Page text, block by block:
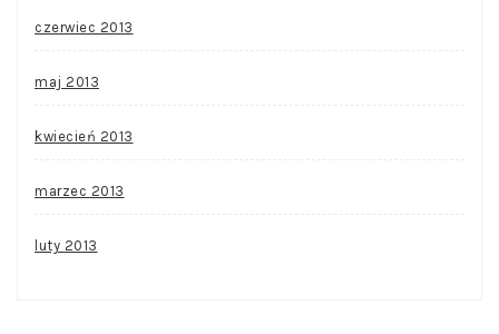
czerwiec 2013
maj 2013
kwiecień 2013
marzec 2013
luty 2013